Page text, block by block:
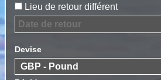
Lieu de retour différent
Devise